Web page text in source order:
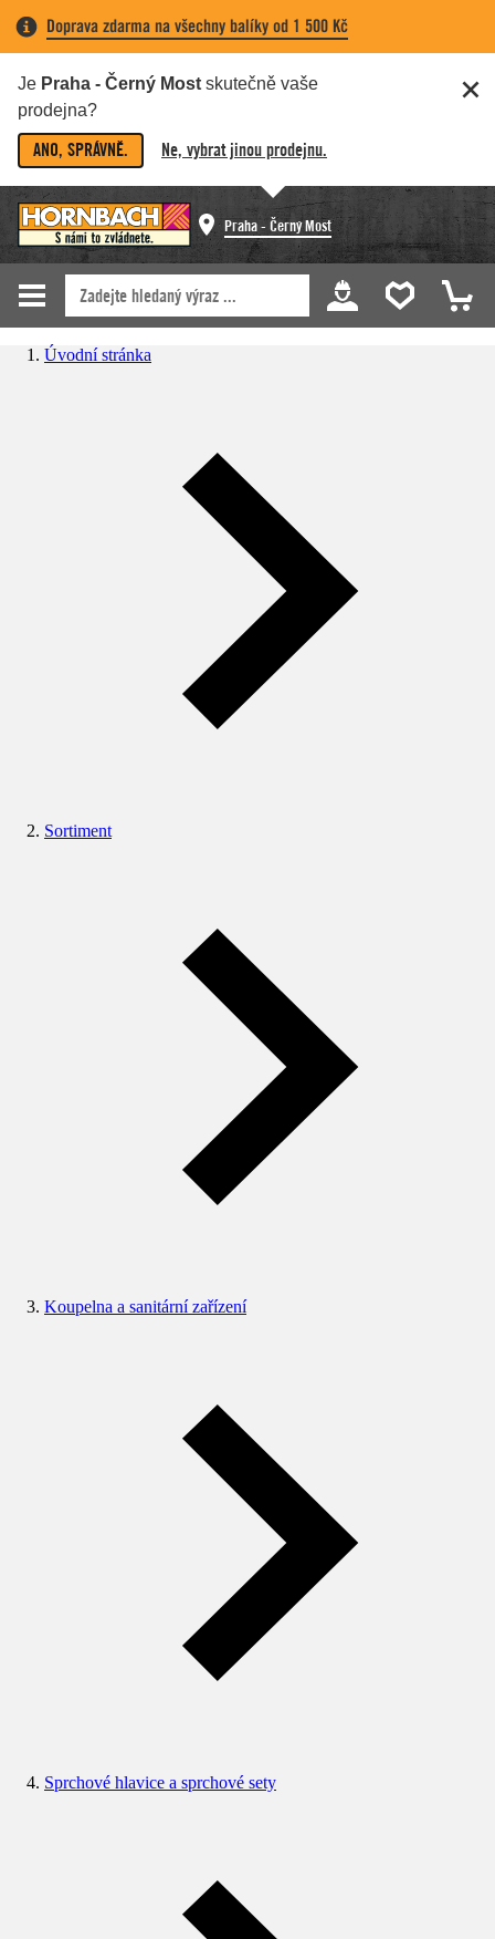
Doprava zdarma na všechny balíky od 1 500 Kč
Je Praha - Černý Most skutečně vaše
prodejna?
ANO, SPRÁVNĚ. Ne, vybrat jinou prodejnu.
Praha - Černý Most
Úvodní stránka
Sortiment
Koupelna a sanitární zařízení
Sprchové hlavice a sprchové sety